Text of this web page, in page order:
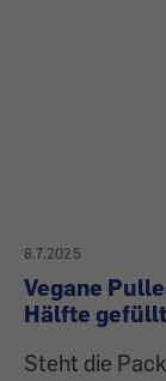
8.7.2025
Vegane
Hälfte gefüllt
Steht die